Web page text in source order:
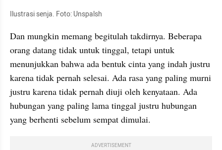
Ilustrasi senja. Foto: Unspalsh
Dan mungkin memang begitulah takdirnya. Beberapa
orang datang tidak untuk tinggal, tetapi untuk
menunjukkan bahwa ada bentuk cinta yang indah justru
karena tidak pernah selesai. Ada rasa yang paling murni
justru karena tidak pernah diuji oleh kenyataan. Ada
hubungan yang paling lama tinggal justru hubungan
yang berhenti sebelum sempat dimulai.
ADVERTISEMENT